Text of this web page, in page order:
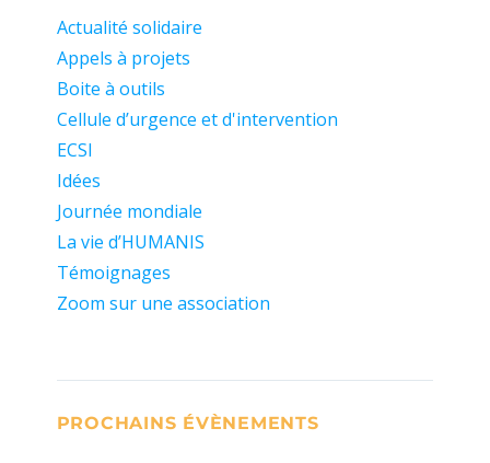
Actualité solidaire
Appels à projets
Boite à outils
Cellule d’urgence et d'intervention
ECSI
Idées
Journée mondiale
La vie d’HUMANIS
Témoignages
Zoom sur une association
PROCHAINS ÉVÈNEMENTS